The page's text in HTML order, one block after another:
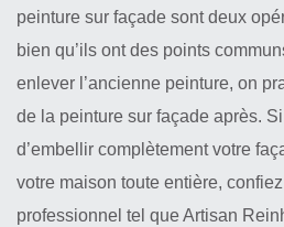
peinture sur façade sont deux
bien qu’ils ont des points
enlever l’ancienne peinture, on
de la peinture sur façade après.
d’embellir complètement votre
votre maison toute entière,
professionnel tel que Artisan